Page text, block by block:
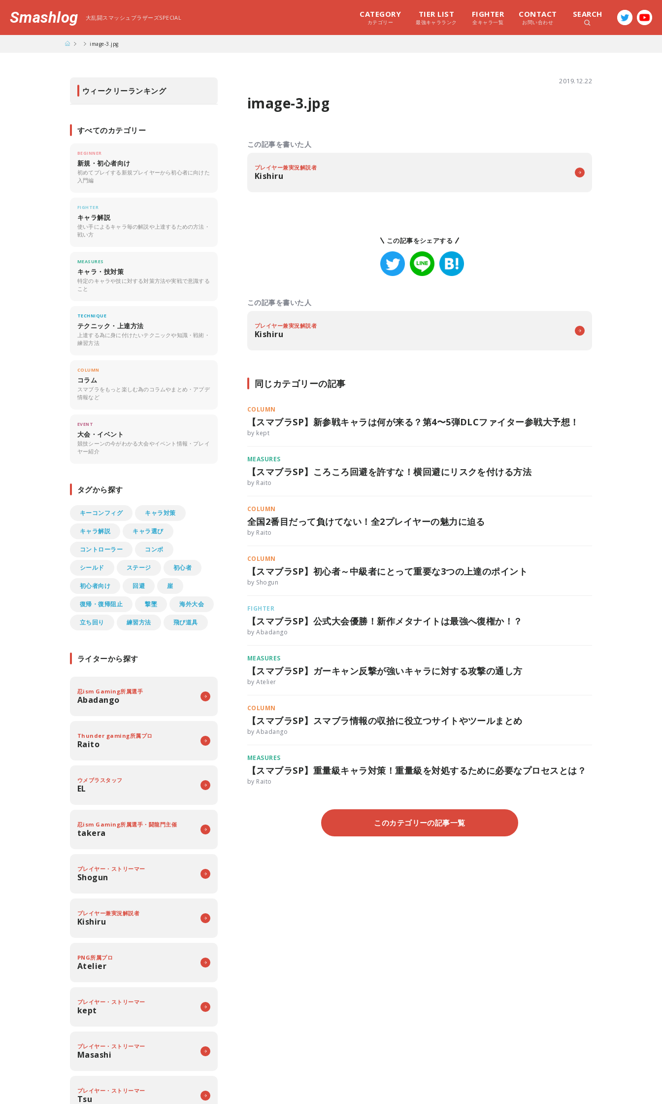
Smashlog 大乱闘スマッシュブラザーズSPECIAL CATEGORY
カテゴリー
TIER LIST
最強キャラランク
FIGHTER
全キャラ一覧
CONTACT
お問い合わせ
SEARCH
image-3.jpg
2019.12.22
image-3.jpg
この記事を書いた人
プレイヤー兼実況解説者
Kishiru
この記事をシェアする
この記事を書いた人
プレイヤー兼実況解説者
Kishiru
同じカテゴリーの記事
COLUMN
【スマブラSP】新参戦キャラは何が来る？第4〜5弾DLCファイター参戦大予想！
by kept
MEASURES
【スマブラSP】ころころ回避を許すな！横回避にリスクを付ける方法
by Raito
COLUMN
全国2番目だって負けてない！全2プレイヤーの魅力に迫る
by Raito
COLUMN
【スマブラSP】初心者～中級者にとって重要な3つの上達のポイント
by Shogun
FIGHTER
【スマブラSP】公式大会優勝！新作メタナイトは最強へ復権か！？
by Abadango
MEASURES
【スマブラSP】ガーキャン反撃が強いキャラに対する攻撃の通し方
by Atelier
COLUMN
【スマブラSP】スマブラ情報の収拾に役立つサイトやツールまとめ
by Abadango
MEASURES
【スマブラSP】重量級キャラ対策！重量級を対処するために必要なプロセスとは？
by Raito
このカテゴリーの記事一覧
ウィークリーランキング
すべてのカテゴリー
BEGINNER
新規・初心者向け
初めてプレイする新規プレイヤーから初心者に向けた
入門編
FIGHTER
キャラ解説
使い手によるキャラ毎の解説や上達するための方法・
戦い方
MEASURES
キャラ・技対策
特定のキャラや技に対する対策方法や実戦で意識する
こと
TECHNIQUE
テクニック・上達方法
上達する為に身に付けたいテクニックや知識・戦術・
練習方法
COLUMN
コラム
スマブラをもっと楽しむ為のコラムやまとめ・アプデ
情報など
EVENT
大会・イベント
競技シーンの今がわかる大会やイベント情報・プレイ
ヤー紹介
タグから探す
キーコンフィグ キャラ対策
キャラ解説 キャラ選び
コントローラー コンボ
シールド ステージ 初心者
初心者向け 回避 崖
復帰・復帰阻止 撃墜 海外大会
立ち回り 練習方法 飛び道具
ライターから探す
忍ism Gaming所属選手
Abadango
Thunder gaming所属プロ
Raito
ウメブラスタッフ
EL
忍ism Gaming所属選手・闘龍門主催
takera
プレイヤー・ストリーマー
Shogun
プレイヤー兼実況解説者
Kishiru
PNG所属プロ
Atelier
プレイヤー・ストリーマー
kept
プレイヤー・ストリーマー
Masashi
プレイヤー・ストリーマー
Tsu